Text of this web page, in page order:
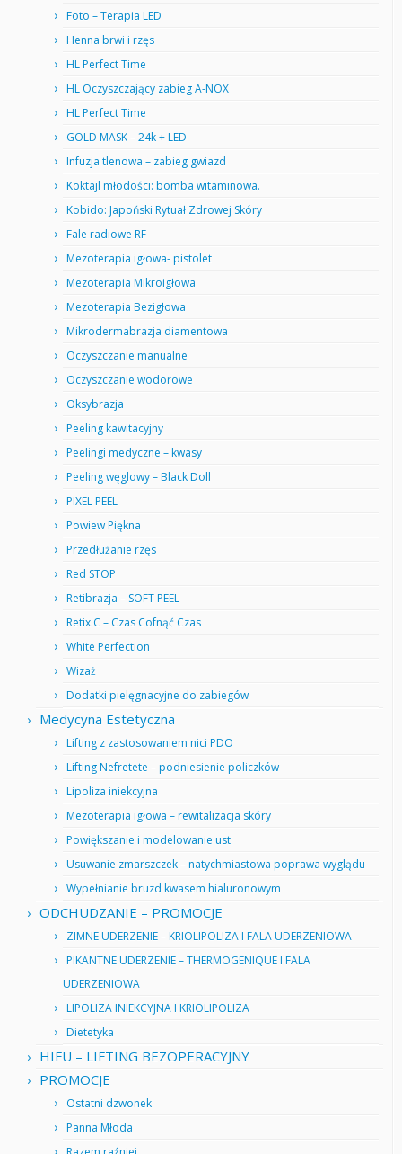
Foto – Terapia LED
Henna brwi i rzęs
HL Perfect Time
HL Oczyszczający zabieg A-NOX
HL Perfect Time
GOLD MASK – 24k + LED
Infuzja tlenowa – zabieg gwiazd
Koktajl młodości: bomba witaminowa.
Kobido: Japoński Rytuał Zdrowej Skóry
Fale radiowe RF
Mezoterapia igłowa- pistolet
Mezoterapia Mikroigłowa
Mezoterapia Bezigłowa
Mikrodermabrazja diamentowa
Oczyszczanie manualne
Oczyszczanie wodorowe
Oksybrazja
Peeling kawitacyjny
Peelingi medyczne – kwasy
Peeling węglowy – Black Doll
PIXEL PEEL
Powiew Piękna
Przedłużanie rzęs
Red STOP
Retibrazja – SOFT PEEL
Retix.C – Czas Cofnąć Czas
White Perfection
Wizaż
Dodatki pielęgnacyjne do zabiegów
Medycyna Estetyczna
Lifting z zastosowaniem nici PDO
Lifting Nefretete – podniesienie policzków
Lipoliza iniekcyjna
Mezoterapia igłowa – rewitalizacja skóry
Powiększanie i modelowanie ust
Usuwanie zmarszczek – natychmiastowa poprawa wyglądu
Wypełnianie bruzd kwasem hialuronowym
ODCHUDZANIE – PROMOCJE
ZIMNE UDERZENIE – KRIOLIPOLIZA I FALA UDERZENIOWA
PIKANTNE UDERZENIE – THERMOGENIQUE I FALA
UDERZENIOWA
LIPOLIZA INIEKCYJNA I KRIOLIPOLIZA
Dietetyka
HIFU – LIFTING BEZOPERACYJNY
PROMOCJE
Ostatni dzwonek
Panna Młoda